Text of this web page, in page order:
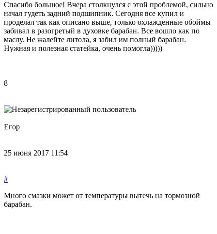
Спасибо большое! Вчера столкнулся с этой проблемой, сильно
начал гудеть задний подшипник. Сегодня все купил и
проделал так как описано выше, только охлажденные обоймы
забивал в разогретый в духовке барабан. Все вошло как по
маслу. Не жалейте литола, я забил им полный барабан.
Нужная и полезная статейка, очень помогла)))))
8
Егор
25 июня 2017 11:54
#
Много смазки может от температуры вытечь на тормозной
барабан.